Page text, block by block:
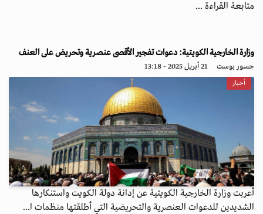
متابعة القراءة ...
وزارة الخارجية الكويتية: دعوات تفجير الأقصى عنصرية وتحريض على العنف
جسور بوست 21 أبريل 2025 - 13:18
أخبار
أعربت وزارة الخارجية الكويتية عن إدانة دولة الكويت واستنكارها
الشديدين للدعوات العنصرية والتحريضية التي أطلقتها منظمات ا...